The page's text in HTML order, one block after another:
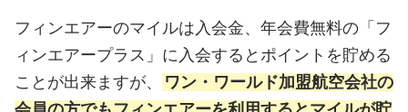
フィンエアーのマイルは入会金、年会費無料の「フ
ィンエアープラス」に入会するとポイントを貯める
ことが出来ますが、
ワン・ワールド加盟航空会社の